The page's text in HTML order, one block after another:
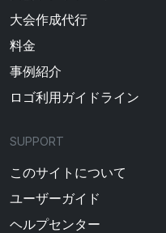
大会作成代行
料金
事例紹介
ロゴ利用ガイドライン
SUPPORT
このサイトについて
ユーザーガイド
ヘルプセンター